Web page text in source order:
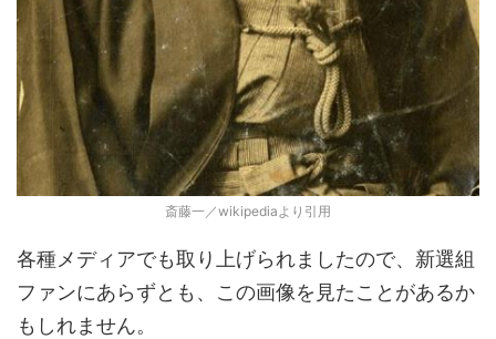
斎藤一／wikipediaより引用
各種メディアでも取り上げられましたので、新選組
ファンにあらずとも、この画像を見たことがあるか
もしれません。